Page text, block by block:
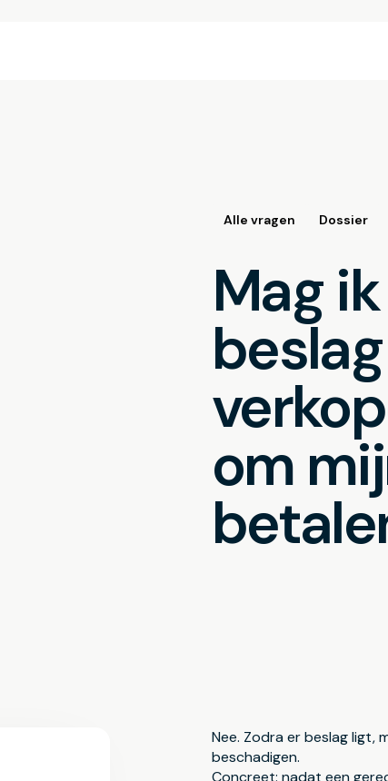
Alle vragen Dossier
Mag
om
Nee. Zodra er beslag ligt,
beschadigen.
Concreet: nadat een